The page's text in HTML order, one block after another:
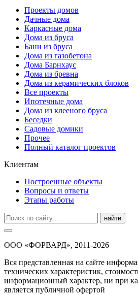
Проекты домов
Дачные дома
Каркасные дома
Дома из бруса
Бани из бруса
Дома из газобетона
Дома Барнхаус
Дома из бревна
Дома из керамических блоков
Все проекты
Ипотечные дома
Дома из клееного бруса
Беседки
Садовые домики
Прочее
Полный каталог проектов
Клиентам
Построенные объекты
Вопросы и ответы
Этапы работы
найти
ООО «ФОРВАРД», 2011-2026
Вся представленная на сайте
технических характеристик,
информационный характер, ни при
является публичной офертой